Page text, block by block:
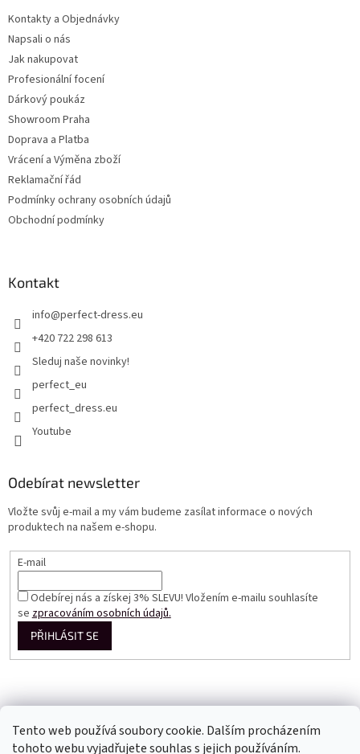
Tento web používá soubory cookie. Dalším procházením
tohoto webu vyjadřujete souhlas s jejich používáním.
Kontakty a Objednávky
Napsali o nás
Jak nakupovat
Profesionální focení
Dárkový poukáz
Showroom Praha
Doprava a Platba
Vrácení a Výměna zboží
Reklamační řád
Podmínky ochrany osobních údajů
Obchodní podmínky
Kontakt
info@perfect-dress.eu
+420 722 298 613
Sleduj naše novinky!
perfect_eu
perfect_dress.eu
Youtube
Odebírat newsletter
Vložte svůj e-mail a my vám budeme zasílat informace o nových
produktech na našem e-shopu.
E-mail
Odebírej nás a získej 3% SLEVU! Vložením e-mailu souhlasíte
sezpracováním osobních údajů.
PŘIHLÁSIT SE